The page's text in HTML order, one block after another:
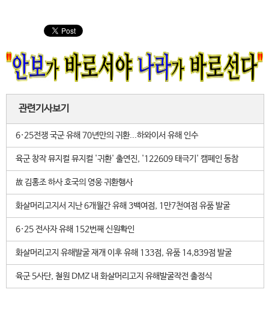
관련기사보기
6·25전쟁 국군 유해 70년만의 귀환...하와이서 유해 인수
육군 창작 뮤지컬 뮤지컬 '귀환' 출연진, '122609 태극기' 캠페인 동참
故 김홍조 하사 호국의 영웅 귀환행사
화살머리고지서 지난 6개월간 유해 3백여점, 1만7천여점 유품 발굴
6·25 전사자 유해 152번째 신원확인
화살머리고지 유해발굴 재개 이후 유해 133점, 유품 14,839점 발굴
육군 5사단, 철원 DMZ 내 화살머리고지 유해발굴작전 출정식